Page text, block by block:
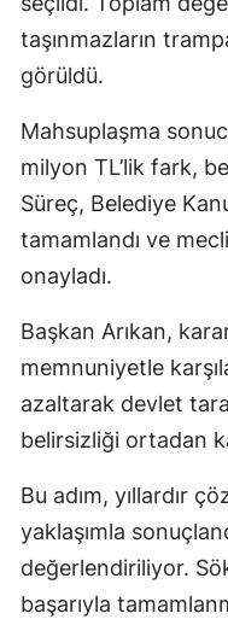
taşınmazların
görüldü.
Mahsuplaşma
milyon TL’lik fark,
Süreç, Belediye
tamamlandı ve
onayladı.
Başkan Arıkan,
memnuniyetle
azaltarak devlet
belirsizliği ortadan
Bu adım, yıllardır
yaklaşımla
değerlendiriliyor.
başarıyla